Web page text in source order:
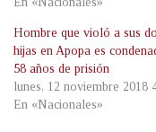
Hombre que violó a sus
hijas en Apopa es
58 años de prisión
lunes, 12 noviembre 2018
En «Nacionales»